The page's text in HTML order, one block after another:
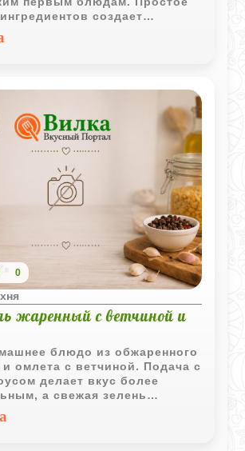
создает
подачу и приятный домашний
0
жаренный с ветчиной и
блюдо из обжаренного
омлета с ветчиной. Подача с
делает вкус более
а свежая зелень
аромат.